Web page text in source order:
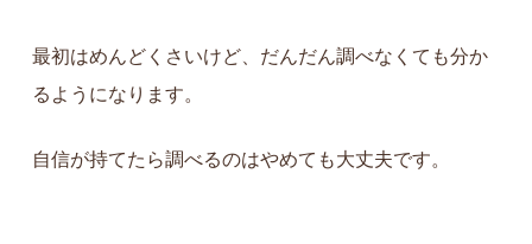
最初はめんどくさいけど、だんだん調べなくても分か
るようになります。
自信が持てたら調べるのはやめても大丈夫です。